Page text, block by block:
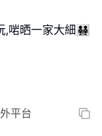
一家大細👨‍👨‍👧‍👧
平台